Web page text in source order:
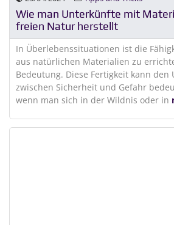
Wie man Unterkünfte mit
freien Natur herstellt
In Überlebenssituationen ist die
aus natürlichen Materialien zu
Bedeutung. Diese Fertigkeit kann den
zwischen Sicherheit und Gefahr
wenn man sich in der Wildnis oder in